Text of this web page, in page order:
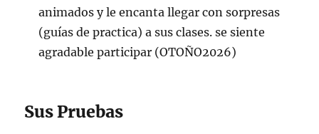
animados y le encanta llegar con sorpresas
(guías de practica) a sus clases. se siente
agradable participar (OTOÑO2026)
Sus Pruebas